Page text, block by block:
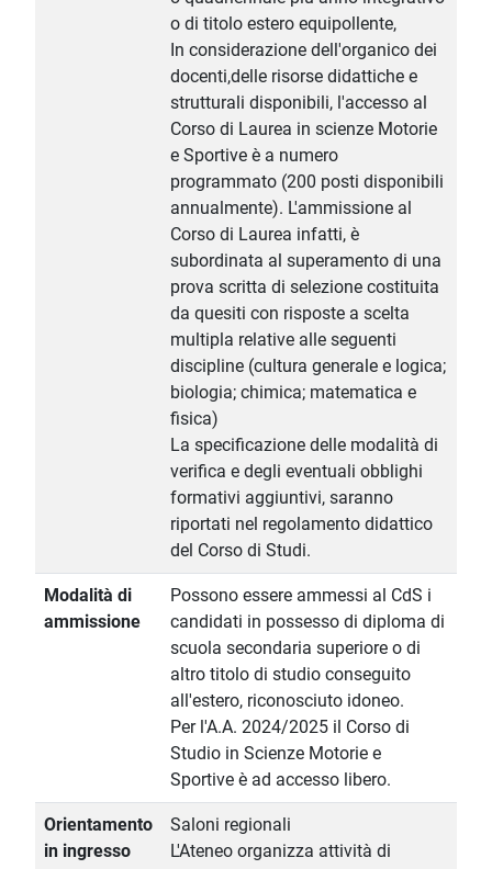
o di titolo estero equipollente,
In considerazione dell'organico dei
docenti,delle risorse didattiche e
strutturali disponibili, l'accesso al
Corso di Laurea in scienze Motorie
e Sportive è a numero
programmato (200 posti disponibili
annualmente). L'ammissione al
Corso di Laurea infatti, è
subordinata al superamento di una
prova scritta di selezione costituita
da quesiti con risposte a scelta
multipla relative alle seguenti
discipline (cultura generale e logica;
biologia; chimica; matematica e
fisica)
La specificazione delle modalità di
verifica e degli eventuali obblighi
formativi aggiuntivi, saranno
riportati nel regolamento didattico
del Corso di Studi.
Modalità di
ammissione
Possono essere ammessi al CdS i
candidati in possesso di diploma di
scuola secondaria superiore o di
altro titolo di studio conseguito
all'estero, riconosciuto idoneo.
Per l'A.A. 2024/2025 il Corso di
Studio in Scienze Motorie e
Sportive è ad accesso libero.
Orientamento
in ingresso
Saloni regionali
L'Ateneo organizza attività di